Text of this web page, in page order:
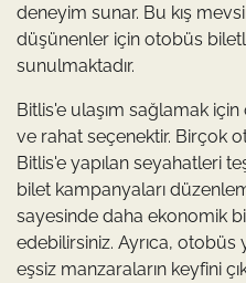
deneyim sunar. Bu kış
düşünenler için otobüs
sunulmaktadır.
Bitlis'e ulaşım sağlamak
ve rahat seçenektir. Birçok
Bitlis'e yapılan seyahatleri
bilet kampanyaları
sayesinde daha ekonomik
edebilirsiniz. Ayrıca,
eşsiz manzaraların keyfini